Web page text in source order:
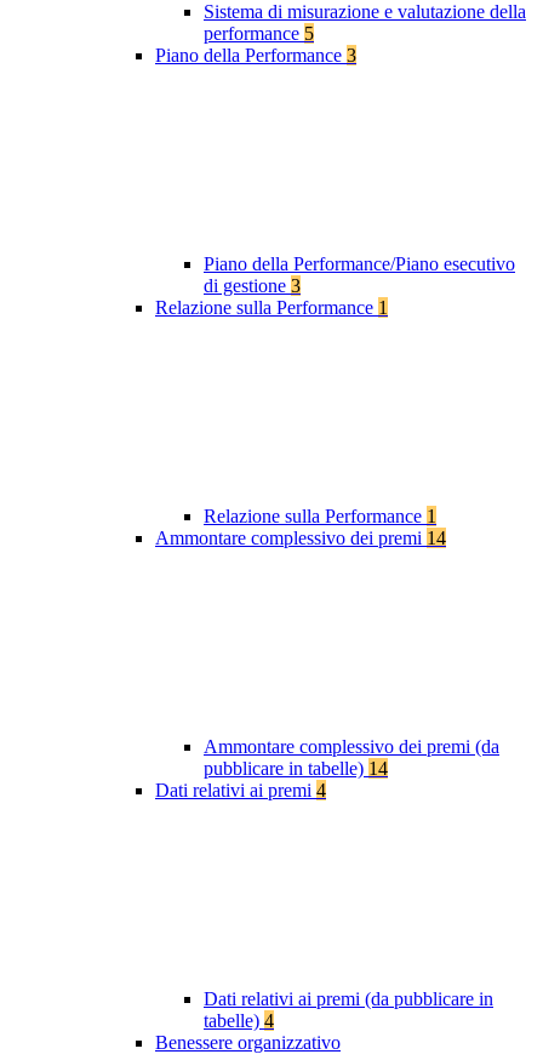
Sistema di misurazione e valutazione della
performance 5
Piano della Performance 3
Piano della Performance/Piano esecutivo
di gestione 3
Relazione sulla Performance 1
Relazione sulla Performance 1
Ammontare complessivo dei premi 14
Ammontare complessivo dei premi (da
pubblicare in tabelle) 14
Dati relativi ai premi 4
Dati relativi ai premi (da pubblicare in
tabelle) 4
Benessere organizzativo